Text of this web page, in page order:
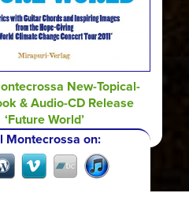
New-Topical-
& Audio-CD Release
‘Future World’
Montecrossa on: